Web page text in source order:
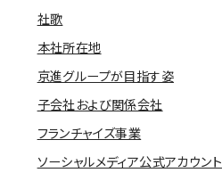
社歌
本社所在地
京進グループが目指す姿
子会社および関係会社
フランチャイズ事業
ソーシャルメディア公式アカウント